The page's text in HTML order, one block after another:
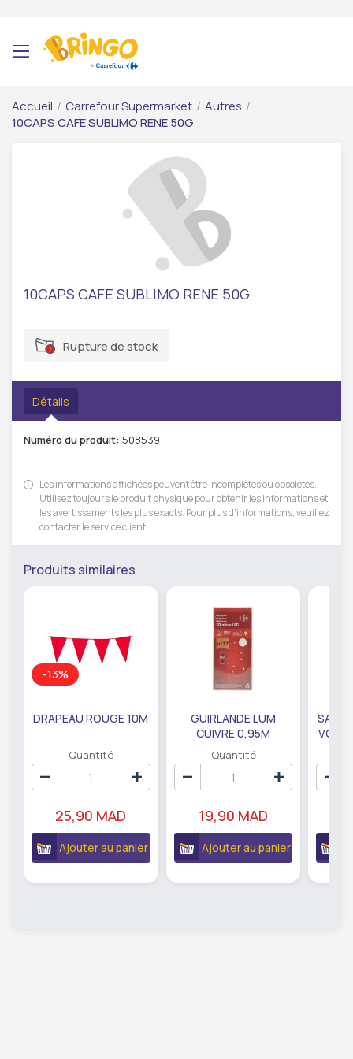
Accueil / Carrefour Supermarket / Autres /
10CAPS CAFE SUBLIMO RENE 50G
10CAPS CAFE SUBLIMO RENE 50G
Rupture de stock
Détails
Numéro du produit: 508539
Les informations affichées peuvent être incomplètes ou obsolètes.
Utilisez toujours le produit physique pour obtenir les informations et
les avertissements les plus exacts. Pour plus d'informations, veuillez
contacter le service client.
Produits similaires
-13%
DRAPEAU ROUGE 10M
Quantité
25,90 MAD
Ajouter au panier
GUIRLANDE LUM
CUIVRE 0,95M
DE79207
Quantité
19,90 MAD
Ajouter au panier